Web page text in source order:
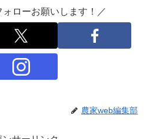
ローお願いします！／
農家web編集部